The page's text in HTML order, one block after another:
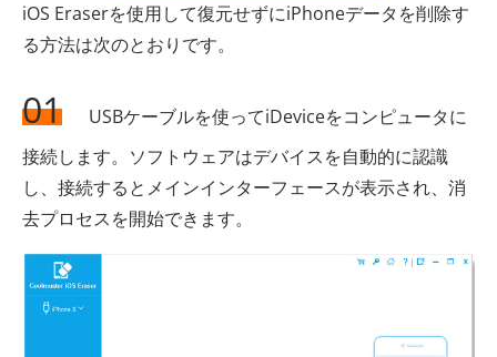
iOS Eraserを使用して復元せずにiPhoneデータを削除す
る方法は次のとおりです。
01
USBケーブルを使ってiDeviceをコンピュータに
接続します。ソフトウェアはデバイスを自動的に認識
し、接続するとメインインターフェースが表示され、消
去プロセスを開始できます。